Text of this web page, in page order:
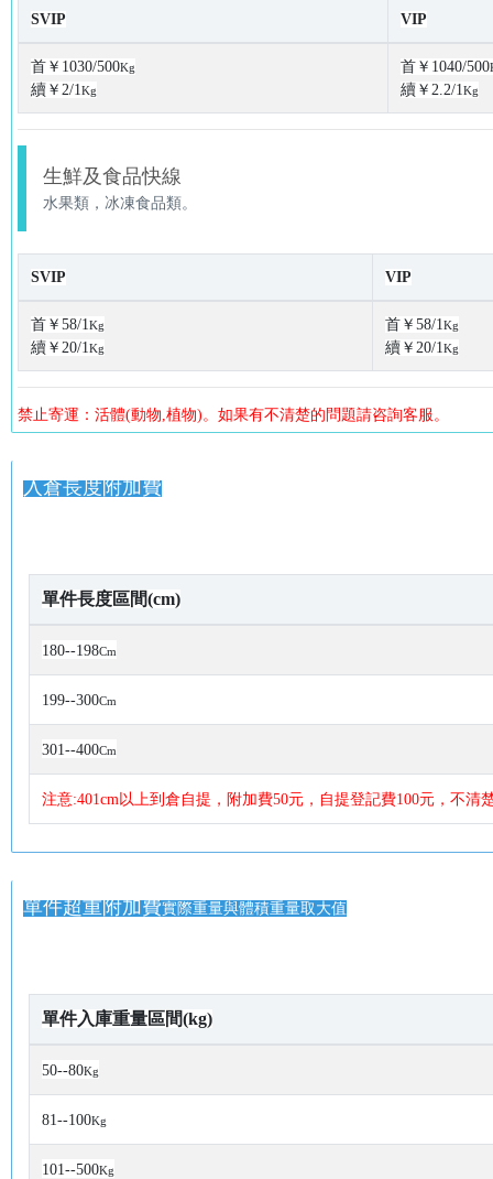
SVIP VIP
首￥1030/500Kg
續￥2/1Kg
首￥1040/500
續￥2.2/1Kg
生鮮及食品快線
水果類，冰凍食品類。
SVIP VIP
首￥58/1Kg
續￥20/1Kg
首￥58/1Kg
續￥20/1Kg
禁止寄運：活體(動物,植物)。如果有不清楚的問題請咨詢客服。
入倉長度附加費
單件長度區間(cm)
180--198Cm
199--300Cm
301--400Cm
注意:401cm以上到倉自提，附加費50元，自提登記費100元，不清
單件超重附加費實際重量與體積重量取大值
單件入庫重量區間(kg)
50--80Kg
81--100Kg
101--500Kg